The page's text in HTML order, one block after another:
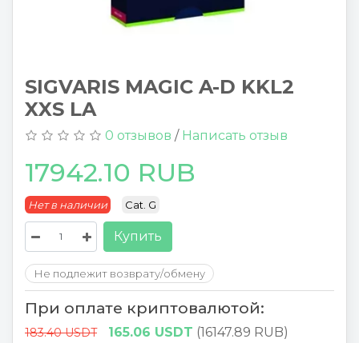
SIGVARIS MAGIC A-D KKL2
XXS LA
0 отзывов / Написать отзыв
17942.10 RUB
Нет в наличии Cat. G
Купить
Не подлежит возврату/обмену
При оплате криптовалютой:
183.40 USDT 165.06 USDT (16147.89 RUB)